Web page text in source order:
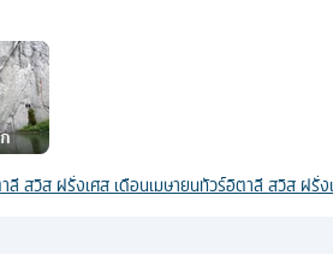
ลี สวิส ฝรั่งเศส เดือนเมษายนทัวร์อิตาลี สวิส ฝรั่ง